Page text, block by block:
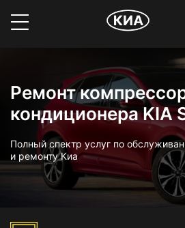
Ремонт
кондиционера KIA
Полный спектр услуг по
и ремонту Киа